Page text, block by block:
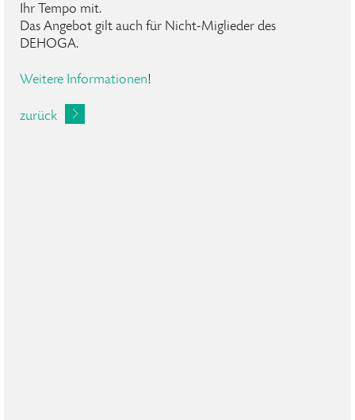
Ihr Tempo mit.
Das Angebot gilt auch für Nicht-Miglieder des
DEHOGA.
Weitere Informationen!
zurück